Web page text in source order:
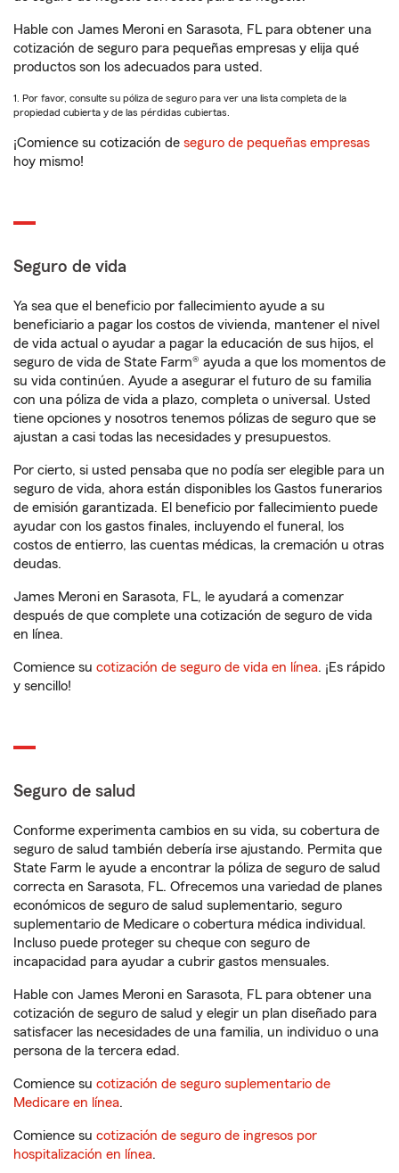
Hable con James Meroni en Sarasota, FL para obtener una
cotización de seguro para pequeñas empresas y elija qué
productos son los adecuados para usted.
1. Por favor, consulte su póliza de seguro para ver una lista completa de la
propiedad cubierta y de las pérdidas cubiertas.
¡Comience su cotización de seguro de pequeñas empresas
hoy mismo!
Seguro de vida
Ya sea que el beneficio por fallecimiento ayude a su
beneficiario a pagar los costos de vivienda, mantener el nivel
de vida actual o ayudar a pagar la educación de sus hijos, el
seguro de vida de State Farm® ayuda a que los momentos de
su vida continúen. Ayude a asegurar el futuro de su familia
con una póliza de vida a plazo, completa o universal. Usted
tiene opciones y nosotros tenemos pólizas de seguro que se
ajustan a casi todas las necesidades y presupuestos.
Por cierto, si usted pensaba que no podía ser elegible para un
seguro de vida, ahora están disponibles los Gastos funerarios
de emisión garantizada. El beneficio por fallecimiento puede
ayudar con los gastos finales, incluyendo el funeral, los
costos de entierro, las cuentas médicas, la cremación u otras
deudas.
James Meroni en Sarasota, FL, le ayudará a comenzar
después de que complete una cotización de seguro de vida
en línea.
Comience su cotización de seguro de vida en línea. ¡Es rápido
y sencillo!
Seguro de salud
Conforme experimenta cambios en su vida, su cobertura de
seguro de salud también debería irse ajustando. Permita que
State Farm le ayude a encontrar la póliza de seguro de salud
correcta en Sarasota, FL. Ofrecemos una variedad de planes
económicos de seguro de salud suplementario, seguro
suplementario de Medicare o cobertura médica individual.
Incluso puede proteger su cheque con seguro de
incapacidad para ayudar a cubrir gastos mensuales.
Hable con James Meroni en Sarasota, FL para obtener una
cotización de seguro de salud y elegir un plan diseñado para
satisfacer las necesidades de una familia, un individuo o una
persona de la tercera edad.
Comience su cotización de seguro suplementario de
Medicare en línea.
Comience su cotización de seguro de ingresos por
hospitalización en línea.